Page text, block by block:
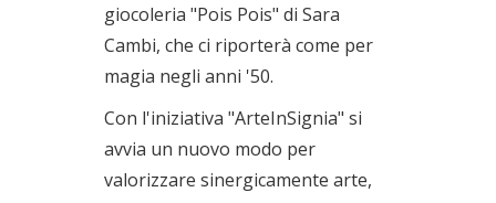
giocoleria "Pois Pois" di Sara
Cambi, che ci riporterà come per
magia negli anni '50.
Con l'iniziativa "ArteInSignia" si
avvia un nuovo modo per
valorizzare sinergicamente arte,